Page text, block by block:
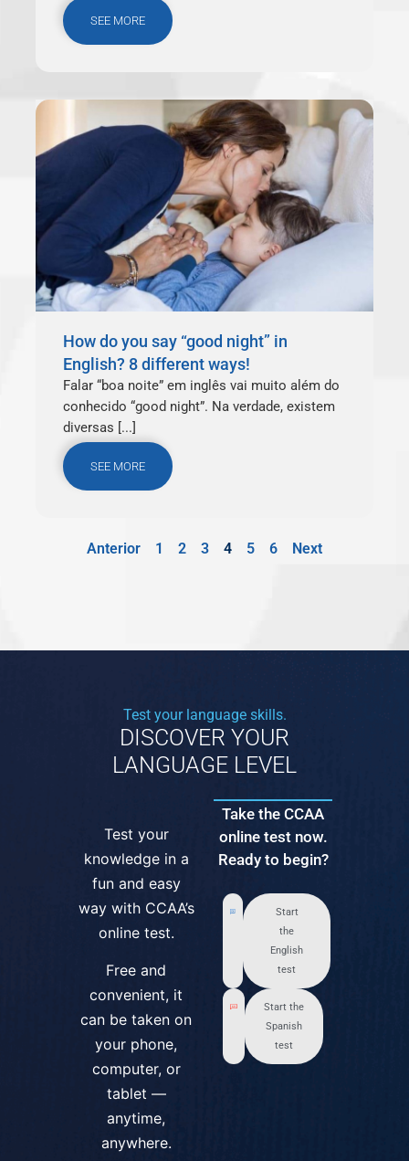
SEE MORE
How do you say “good night” in
English? 8 different ways!
Falar “boa noite” em inglês vai muito além do
conhecido “good night”. Na verdade, existem
diversas [...]
SEE MORE
Anterior 1 2 3 4 5 6 Next
Test your language skills.
DISCOVER YOUR
LANGUAGE LEVEL
Test your
knowledge in a
fun and easy
way with CCAA’s
online test.
Free and
convenient, it
can be taken on
your phone,
computer, or
tablet —
anytime,
anywhere.
Take the CCAA
online test now.
Ready to begin?
Start
the
English
test
Start the
Spanish
test